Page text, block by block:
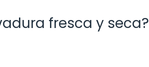
fresca y seca?